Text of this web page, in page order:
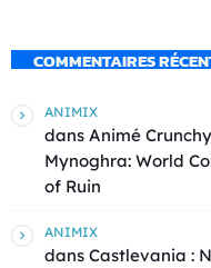
COMMENTAIRES
ANIMIX
dans Animé
Mynoghra: World
of Ruin
ANIMIX
dans Castlevania :